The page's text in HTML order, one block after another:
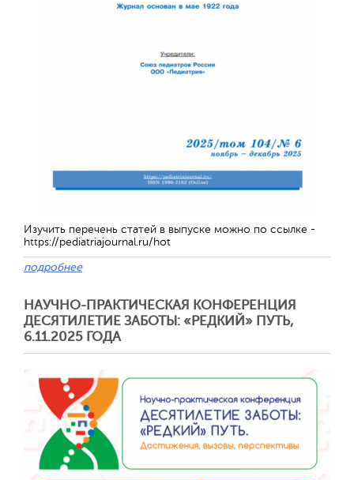
Изучить перечень статей в выпуске можно по ссылке -
https://pediatriajournal.ru/hot
подробнее
НАУЧНО-ПРАКТИЧЕСКАЯ КОНФЕРЕНЦИЯ
ДЕСЯТИЛЕТИЕ ЗАБОТЫ: «РЕДКИЙ» ПУТЬ,
6.11.2025 ГОДА